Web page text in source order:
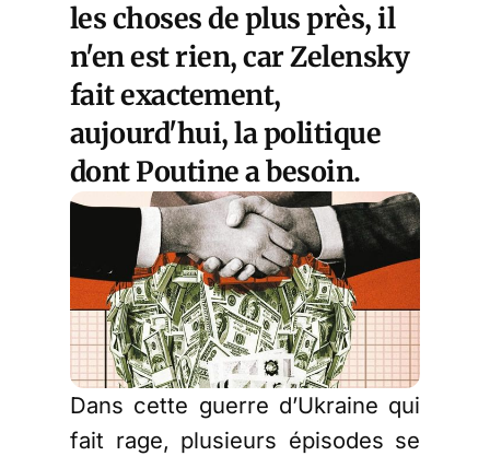
les choses de plus près, il
n'en est rien, car Zelensky
fait exactement,
aujourd'hui, la politique
dont Poutine a besoin.
Dans cette guerre d’Ukraine qui
fait rage, plusieurs épisodes se